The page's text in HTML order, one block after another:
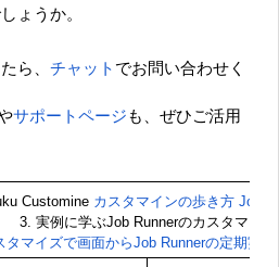
ょうか。
ら、 チャット でお問い合わせく
サポートページも、ぜひご活用
Customine カスタマインの歩き方 Job
3. 実例に学ぶJob Runnerのカスタマイズ
タマイズで画面からJob Runnerの定期実